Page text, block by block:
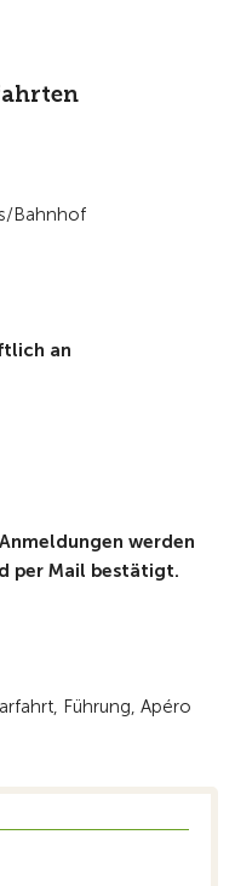
Bahnhof
an
werden
per Mail bestätigt.
Führung, Apéro